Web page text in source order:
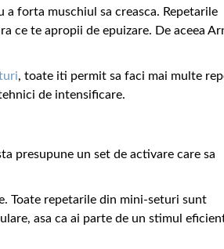
forta muschiul sa creasca. Repetarile
ce te apropii de epuizare. De aceea
, toate iti permit sa faci mai multe
de intensificare.
presupune un set de activare care sa
Toate repetarile din mini-seturi sunt
asa ca ai parte de un stimul